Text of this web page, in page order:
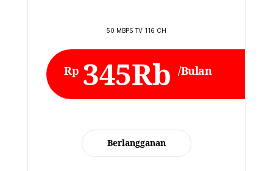
50 MBPS TV 116 CH
Rp 345Rb /Bulan
Berlangganan